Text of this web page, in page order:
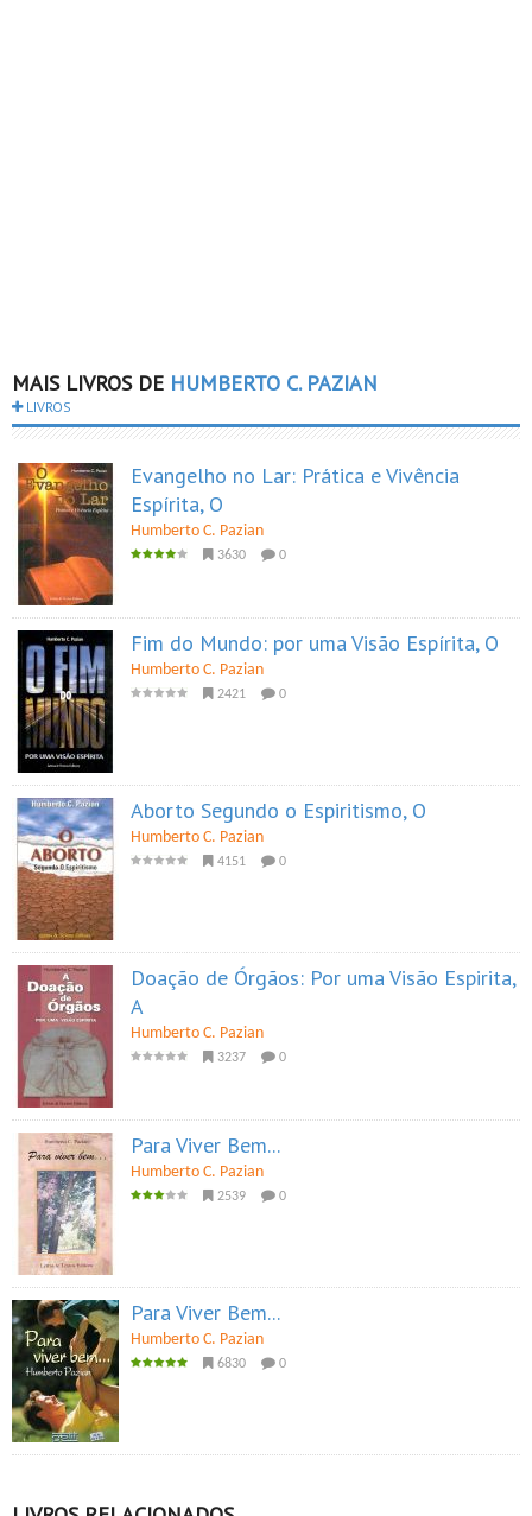
MAIS LIVROS DE HUMBERTO C. PAZIAN
LIVROS
Evangelho no Lar: Prática e Vivência
Espírita, O
Humberto C. Pazian
3630 0
Fim do Mundo: por uma Visão Espírita, O
Humberto C. Pazian
2421 0
Aborto Segundo o Espiritismo, O
Humberto C. Pazian
4151 0
Doação de Órgãos: Por uma Visão Espirita,
A
Humberto C. Pazian
3237 0
Para Viver Bem...
Humberto C. Pazian
2539 0
Para Viver Bem...
Humberto C. Pazian
6830 0